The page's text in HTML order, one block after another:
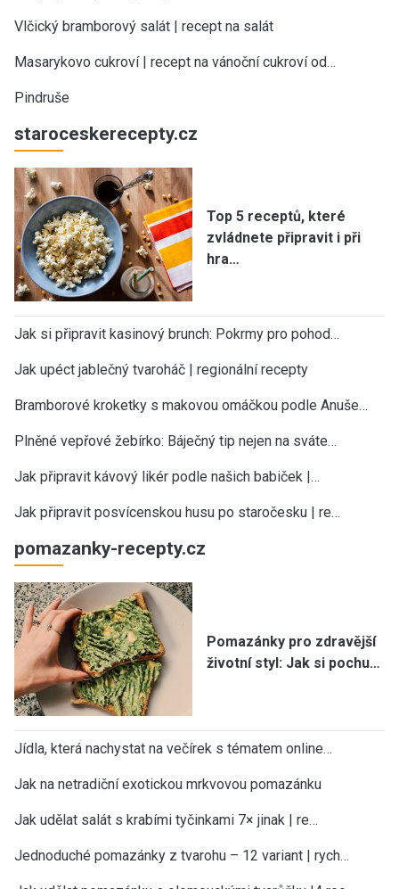
Vlčický bramborový salát | recept na salát
Masarykovo cukroví | recept na vánoční cukroví od…
Pindruše
staroceskerecepty.cz
Top 5 receptů, které
zvládnete připravit i při
hra…
Jak si připravit kasinový brunch: Pokrmy pro pohod…
Jak upéct jablečný tvaroháč | regionální recepty
Bramborové kroketky s makovou omáčkou podle Anuše…
Plněné vepřové žebírko: Báječný tip nejen na sváte…
Jak připravit kávový likér podle našich babiček |…
Jak připravit posvícenskou husu po staročesku | re…
pomazanky-recepty.cz
Pomazánky pro zdravější
životní styl: Jak si pochu…
Jídla, která nachystat na večírek s tématem online…
Jak na netradiční exotickou mrkvovou pomazánku
Jak udělat salát s krabími tyčinkami 7× jinak | re…
Jednoduché pomazánky z tvarohu – 12 variant | rych…